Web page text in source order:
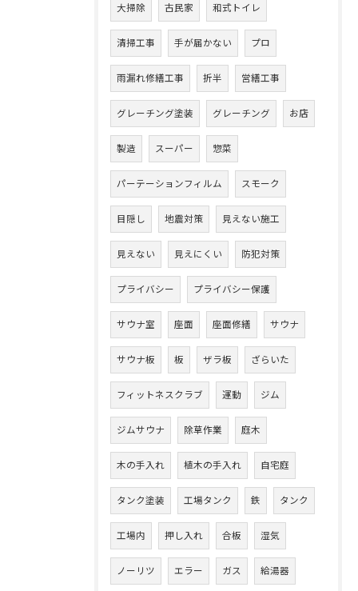
大掃除 古民家 和式トイレ
清掃工事 手が届かない プロ
雨漏れ修繕工事 折半 営繕工事
グレーチング塗装 グレーチング お店
製造 スーパー 惣菜
パーテーションフィルム スモーク
目隠し 地震対策 見えない施工
見えない 見えにくい 防犯対策
プライバシー プライバシー保護
サウナ室 座面 座面修繕 サウナ
サウナ板 板 ザラ板 ざらいた
フィットネスクラブ 運動 ジム
ジムサウナ 除草作業 庭木
木の手入れ 植木の手入れ 自宅庭
タンク塗装 工場タンク 鉄 タンク
工場内 押し入れ 合板 湿気
ノーリツ エラー ガス 給湯器